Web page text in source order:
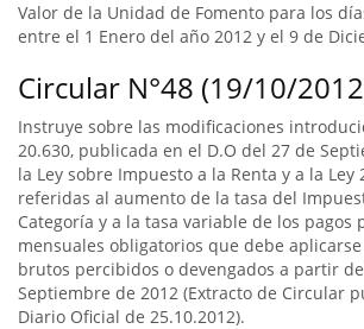
Valor de la Unidad de Fomento para los
entre el 1 Enero del año 2012 y el 9 de
Circular N°48 (19/10/
Instruye sobre las modificaciones
20.630, publicada en el D.O del 27 de
la Ley sobre Impuesto a la Renta y a la Ley
referidas al aumento de la tasa del
Categoría y a la tasa variable de los pagos
mensuales obligatorios que debe
brutos percibidos o devengados a partir
Septiembre de 2012 (Extracto de Circular
Diario Oficial de 25.10.2012).